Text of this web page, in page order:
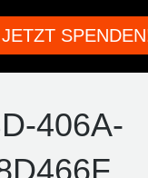
JETZT
406A-